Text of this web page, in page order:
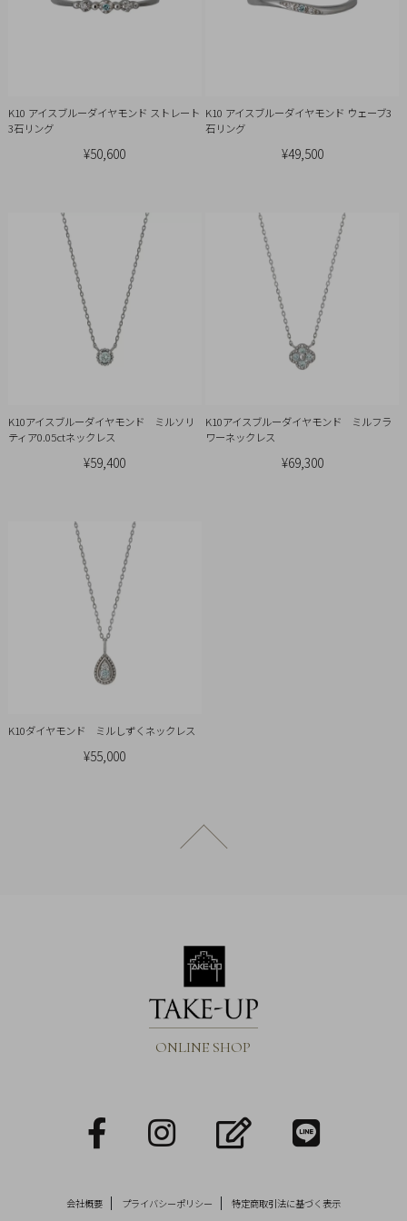
K10 アイスブルーダイヤモンド ストレート
3石リング
¥50,600
K10 アイスブルーダイヤモンド ウェーブ3
石リング
¥49,500
K10アイスブルーダイヤモンド ミルソリ
ティア0.05ctネックレス
¥59,400
K10アイスブルーダイヤモンド ミルフラ
ワーネックレス
¥69,300
K10ダイヤモンド ミルしずくネックレス
¥55,000
ページトップへ戻る
ONLINE SHOP
facebook
Instagram
blogLINE
会社概要 プライバシーポリシー 特定商取引法に基づく表示
く